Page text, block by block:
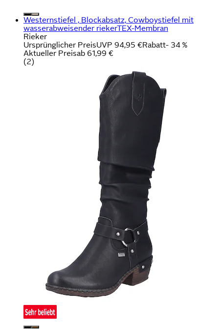
Westernstiefel , Blockabsatz, Cowboystiefel mit
wasserabweisender riekerTEX-Membran
Rieker
Ursprünglicher PreisUVP 94,95 €Rabatt- 34 %
Aktueller Preisab 61,99 €
(2)